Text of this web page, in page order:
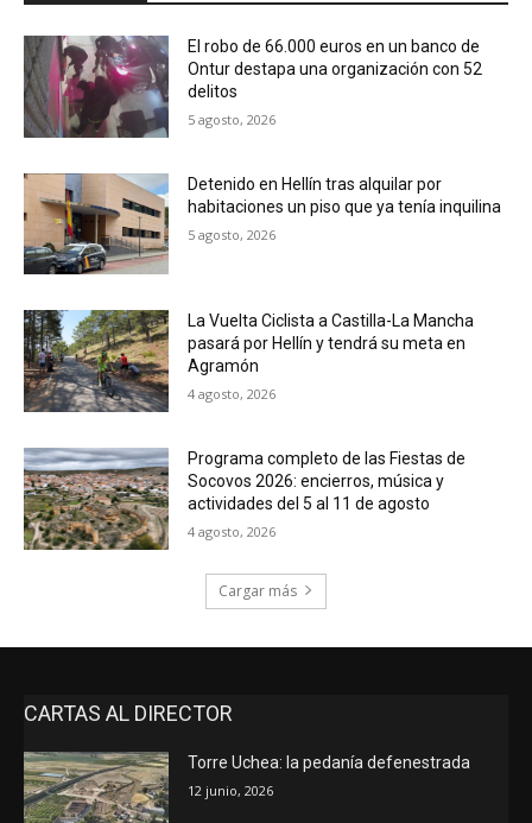
El robo de 66.000 euros en un banco de
Ontur destapa una organización con 52
delitos
5 agosto, 2026
Detenido en Hellín tras alquilar por
habitaciones un piso que ya tenía inquilina
5 agosto, 2026
La Vuelta Ciclista a Castilla-La Mancha
pasará por Hellín y tendrá su meta en
Agramón
4 agosto, 2026
Programa completo de las Fiestas de
Socovos 2026: encierros, música y
actividades del 5 al 11 de agosto
4 agosto, 2026
Cargar más
CARTAS AL DIRECTOR
Torre Uchea: la pedanía defenestrada
12 junio, 2026